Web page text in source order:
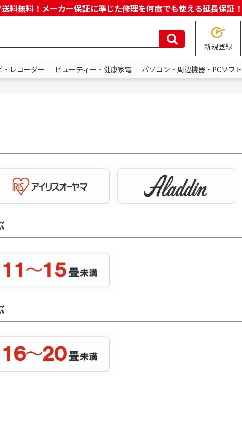
無料！メーカー保証に準じた修理を何度でも使える延長保証！
新規登録
・レコーダー ビューティー・健康家電 パソコン・周辺機器・PCソフト